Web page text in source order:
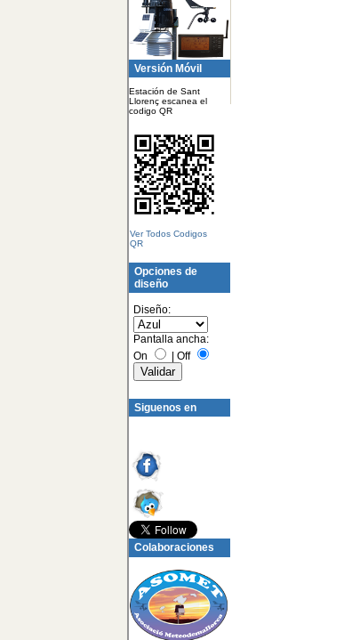
Versión Móvil
Estación de Sant
Llorenç escanea el
codigo QR
Ver Todos Codigos
QR
Opciones de
diseño
Diseño:
Pantalla ancha:
On
Off
Siguenos en
Colaboraciones